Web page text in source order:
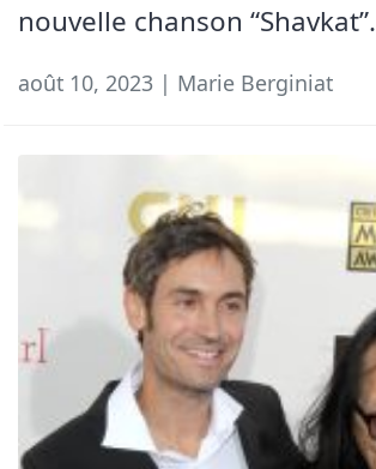
nouvelle chanson “Shavkat”.
août 10, 2023 | Marie Berginiat